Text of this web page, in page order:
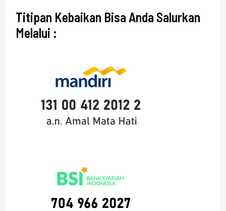
Titipan Kebaikan Bisa Anda Salurkan
Melalui :